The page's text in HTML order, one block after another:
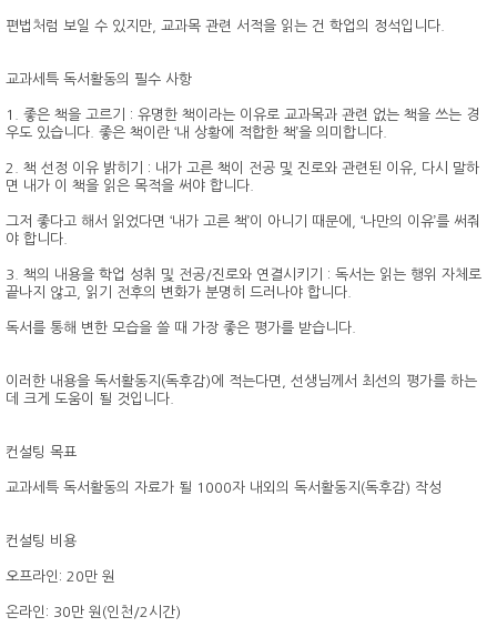
편법처럼 보일 수 있지만, 교과목 관련 서적을 읽는 건 학업의 정석입니다.
교과세특 독서활동의 필수 사항
1. 좋은 책을 고르기 : 유명한 책이라는 이유로 교과목과 관련 없는 책을 쓰는 경
우도 있습니다. 좋은 책이란 ‘내 상황에 적합한 책’을 의미합니다.
2. 책 선정 이유 밝히기 : 내가 고른 책이 전공 및 진로와 관련된 이유, 다시 말하
면 내가 이 책을 읽은 목적을 써야 합니다.
그저 좋다고 해서 읽었다면 ‘내가 고른 책’이 아니기 때문에, ‘나만의 이유’를 써줘
야 합니다.
3. 책의 내용을 학업 성취 및 전공/진로와 연결시키기 : 독서는 읽는 행위 자체로
끝나지 않고, 읽기 전후의 변화가 분명히 드러나야 합니다.
독서를 통해 변한 모습을 쓸 때 가장 좋은 평가를 받습니다.
이러한 내용을 독서활동지(독후감)에 적는다면, 선생님께서 최선의 평가를 하는
데 크게 도움이 될 것입니다.
컨설팅 목표
교과세특 독서활동의 자료가 될 1000자 내외의 독서활동지(독후감) 작성
컨설팅 비용
오프라인: 20만 원
온라인: 30만 원(인천/2시간)